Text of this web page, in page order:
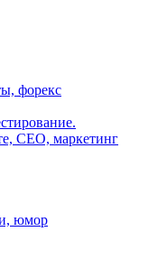
форекс
СЕО, маркетинг
юмор